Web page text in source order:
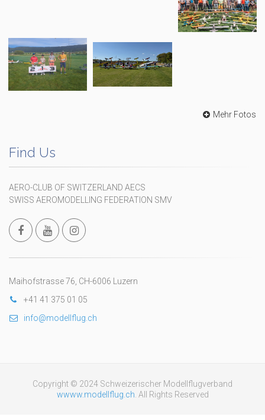
Mehr Fotos
Find Us
AERO-CLUB OF SWITZERLAND AECS
SWISS AEROMODELLING FEDERATION SMV
Maihofstrasse 76, CH-6006 Luzern
+41 41 375 01 05
info@modellflug.ch
Copyright © 2024 Schweizerischer Modellflugverband
wwww.modellflug.ch . All Rights Reserved